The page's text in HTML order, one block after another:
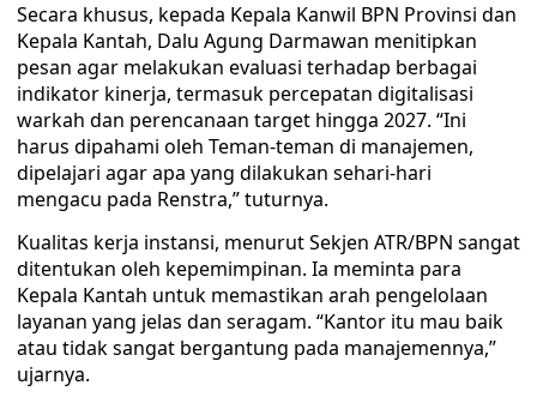
Secara khusus, kepada Kepala Kanwil BPN Provinsi dan
Kepala Kantah, Dalu Agung Darmawan menitipkan
pesan agar melakukan evaluasi terhadap berbagai
indikator kinerja, termasuk percepatan digitalisasi
warkah dan perencanaan target hingga 2027. “Ini
harus dipahami oleh Teman-teman di manajemen,
dipelajari agar apa yang dilakukan sehari-hari
mengacu pada Renstra,” tuturnya.
Kualitas kerja instansi, menurut Sekjen ATR/BPN sangat
ditentukan oleh kepemimpinan. Ia meminta para
Kepala Kantah untuk memastikan arah pengelolaan
layanan yang jelas dan seragam. “Kantor itu mau baik
atau tidak sangat bergantung pada manajemennya,”
ujarnya.